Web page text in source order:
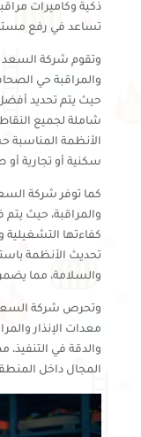
ذكية وكاميرات
تساعد في رفع
وتقوم شركة السعد
والمراقبة حي
حيث يتم تحديد
شاملة لجميع النقاط
الأنظمة
سكنية أو تجارية أو
كما توفر شركة
والمراقبة، حيث
كفاءتها
تحديث الأنظمة
والسلامة، مما
وتحرص شركة السعد
معدات الإنذار
والدقة في التنفيذ،
المجال داخل